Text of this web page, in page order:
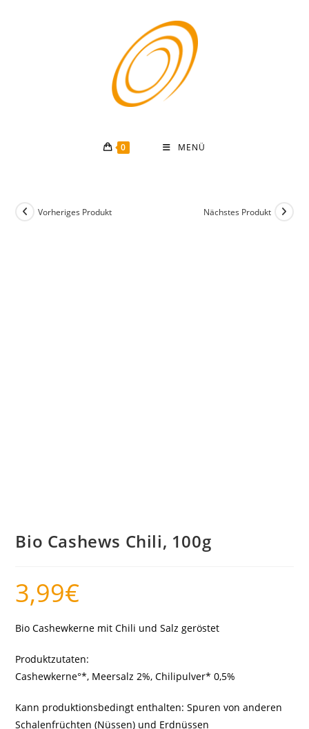
0 MENÜ
Vorheriges Produkt Nächstes Produkt
Bio Cashews Chili, 100g
3,99€
Bio Cashewkerne mit Chili und Salz geröstet
Produktzutaten:
Cashewkerne°*, Meersalz 2%, Chilipulver* 0,5%
Kann produktionsbedingt enthalten: Spuren von anderen
Schalenfrüchten (Nüssen) und Erdnüssen